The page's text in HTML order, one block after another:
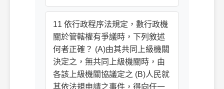
11 依行政程序法規定，數行政機
關於管轄權有爭議時，下列敘述
何者正確？ (A)由其共同上級機關
決定之，無共同上級機關時，由
各該上級機關協議定之 (B)人民就
其依法規申請之事件，得向任一